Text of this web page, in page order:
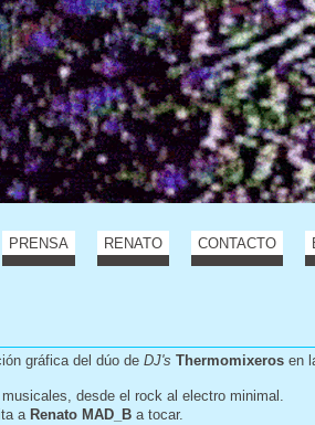
PRENSA RENATO CONTACTO
gráfica del dúo de DJ's Thermomixeros en
desde el rock al electro minimal.
a Renato MAD_B a tocar.